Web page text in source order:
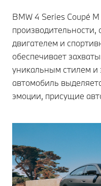
BMW 4 Series Coupé
двигателем и
обеспечивает
уникальным стилем и
автомобиль
эмоции, присущие